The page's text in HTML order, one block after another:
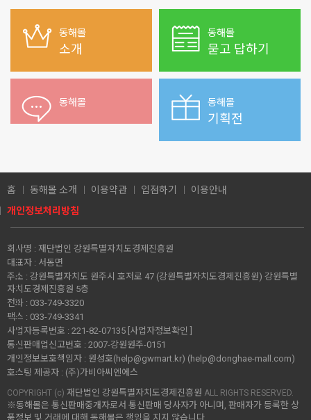
동해몰
소개
동해몰
묻고 답하기
동해몰 동해몰
기획전
홈 동해몰 소개 이용약관 입점하기
이용안내
개인정보처리방침
회사명 : 재단법인 강원특별자치도경제진흥원
대표자 : 서동면
주소 : 강원특별자치도 원주시 호저로 47 (강원특별자치도경제진흥원) 강원특별
자치도경제진흥원 5층
전화 : 033-749-3320
팩스 : 033-749-3341
사업자등록번호 : 221-82-07135 [사업자정보확인 ]
통신판매업신고번호 : 2007-강원원주-0151
개인정보보호책임자 : 원성호(help@gwmart.kr) (help@donghae-mall.com)
호스팅 제공자 : (주)가비아씨엔에스
COPYRIGHT (c) 재단법인 강원특별자치도경제진흥원 ALL RIGHTS RESERVED.
※동해몰은 통신판매중개자로서 통신판매 당사자가 아니며, 판매자가 등록한 상
품정보 및 거래에 대해 동해몰은 책임을 지지 않습니다.